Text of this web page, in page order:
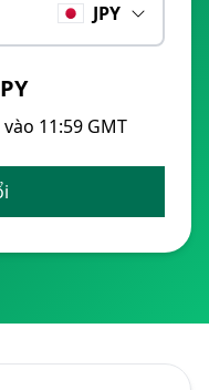
JPY
11:59 GMT